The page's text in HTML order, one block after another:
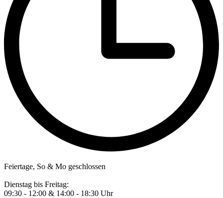
Feiertage, So & Mo geschlossen
Dienstag bis Freitag:
09:30 - 12:00 & 14:00 - 18:30 Uhr